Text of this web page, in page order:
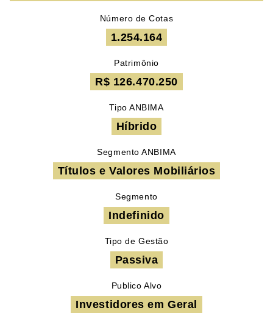
Número de Cotas
1.254.164
Patrimônio
R$ 126.470.250
Tipo ANBIMA
Híbrido
Segmento ANBIMA
Títulos e Valores Mobiliários
Segmento
Indefinido
Tipo de Gestão
Passiva
Publico Alvo
Investidores em Geral